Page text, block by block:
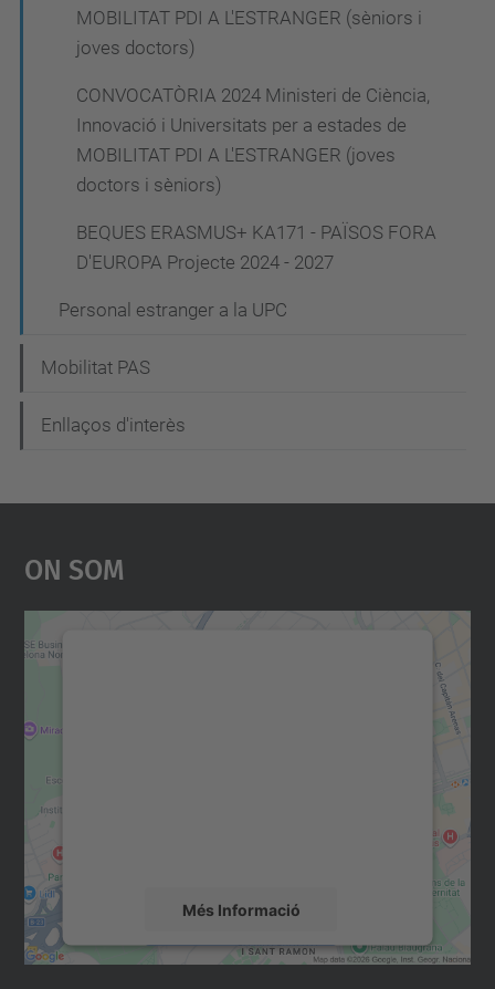
MOBILITAT PDI A L'ESTRANGER (sèniors i
joves doctors)
CONVOCATÒRIA 2024 Ministeri de Ciència,
Innovació i Universitats per a estades de
MOBILITAT PDI A L'ESTRANGER (joves
doctors i sèniors)
BEQUES ERASMUS+ KA171 - PAÏSOS FORA
D'EUROPA Projecte 2024 - 2027
Personal estranger a la UPC
Mobilitat PAS
Enllaços d'interès
On Som
Més Informació
Accepta